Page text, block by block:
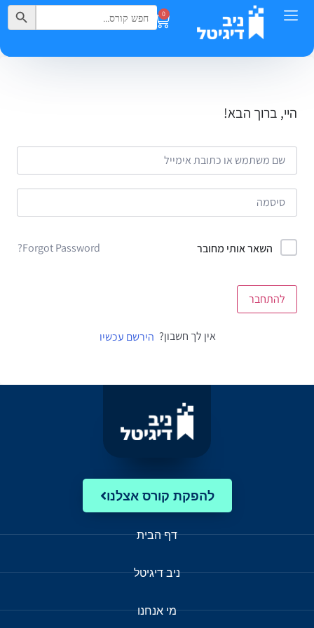
0
Search
for:
Search Button
היי, ברוך הבא!
השאר אותי מחובר Forgot Password?
להתחבר
אין לך חשבון? הירשם עכשיו
להפקת קורס אצלנו
דף הבית
ניב דיגיטל
מי אנחנו